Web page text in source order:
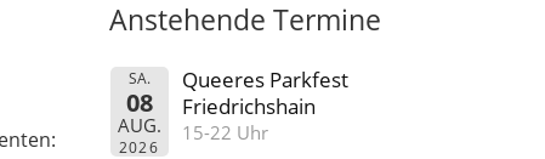
Anstehende Termine
SA.
08
AUG.
2026
Queeres Parkfest
Friedrichshain
15-22 Uhr